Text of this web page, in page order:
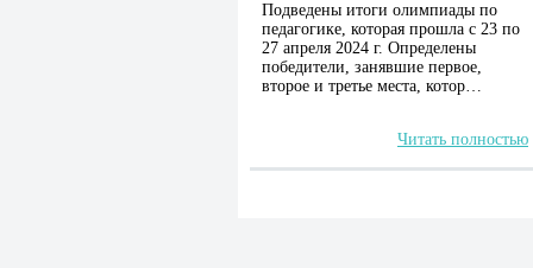
Подведены итоги олимпиады по
педагогике, которая прошла с 23 по
27 апреля 2024 г. Определены
победители, занявшие первое,
второе и третье места, котор…
Читать полностью